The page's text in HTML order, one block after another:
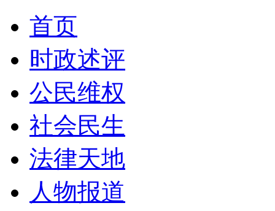
首页
时政述评
公民维权
社会民生
法律天地
人物报道